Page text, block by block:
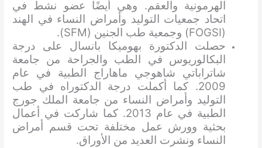
الهرمونية والعقم. وهي أيضًا عضو نشط في
اتحاد جمعيات التوليد وأمراض النساء في الهند
(FOGSI) وجمعية طب الجنين (SFM).
حصلت الدكتورة بهوميكا بانسال على درجة
البكالوريوس في الطب والجراحة من جامعة
شاتراباتي شاهوجي ماهاراج الطبية في عام
2009. كما أكملت درجة الدكتوراه في طب
التوليد وأمراض النساء من جامعة الملك جورج
الطبية في عام 2013. كما شاركت في أعمال
بحثية وورش عمل مختلفة تحت قسم أمراض
النساء ونشرت العديد من الأوراق.